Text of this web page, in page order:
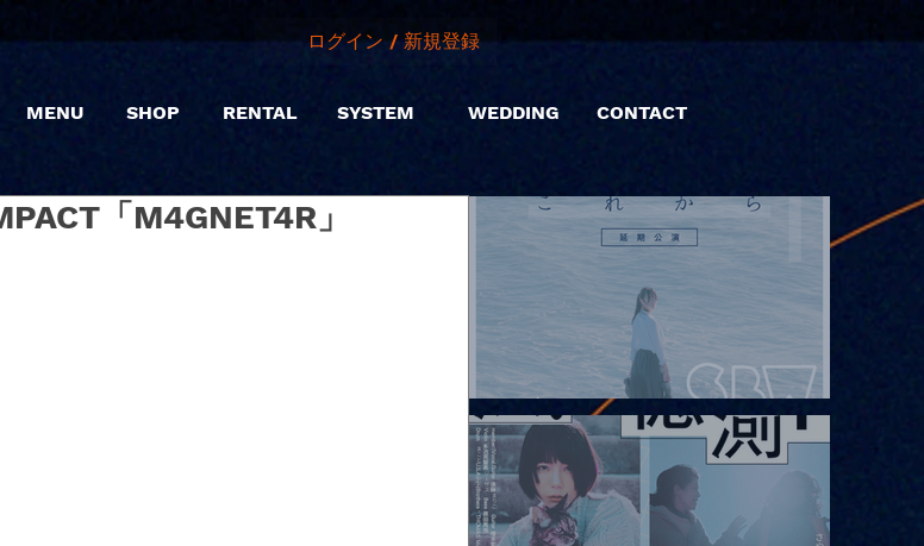
MENU SHOP
ログイン / 新規登録
RENTAL SYSTEM WEDDING CONTACT
「M4GNET4R」
2026.08.08 |【観覧】Oaiko pre.「これから」延期公演 Blurred
City Lights × 17歳とベルリンの壁